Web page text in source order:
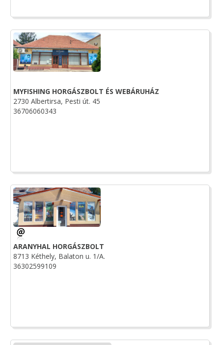
MYFISHING HORGÁSZBOLT ÉS WEBÁRUHÁZ
2730 Albertirsa, Pesti út. 45
36706060343
ARANYHAL HORGÁSZBOLT
8713 Kéthely, Balaton u. 1/A.
36302599109